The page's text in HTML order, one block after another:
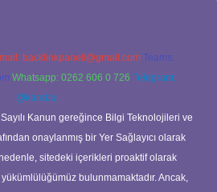
backlinkpaneli@gmail.com Teams:
Whatsapp: 0262 606 0 726 Telegram:
@karabul
Kanun gereğince Bilgi Teknolojileri ve
onaylanmış bir Yer Sağlayıcı olarak
sitedeki içerikleri proaktif olarak
bulunmamaktadır. Ancak,